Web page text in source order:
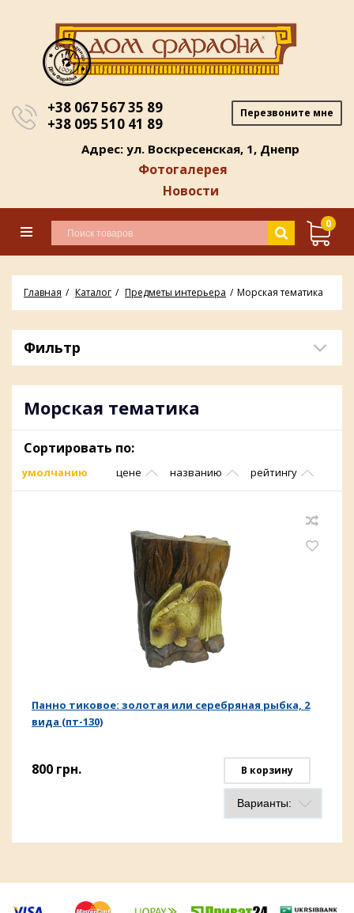
+38 067 567 35 89
+38 095 510 41 89
Перезвоните мне
Адрес: ул. Воскресенская, 1, Днепр
Фотогалерея
Новости
0
Главная Каталог Предметы интерьера Морская тематика
Фильтр
Морская тематика
Сортировать по:
умолчанию цене названию рейтингу
Панно тиковое: золотая или серебряная рыбка, 2
вида (пт-130)
800 грн. В корзину